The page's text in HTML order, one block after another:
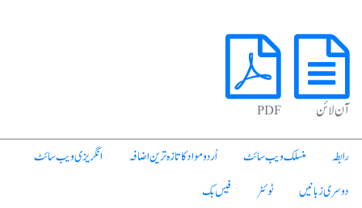
آن لائن PDF
رابطہ منسلک ویب سائٹ اُردو مواد کا تازہ ترین اضافہ
انگریزی ویب سائٹ
دوسری زبانیں
ٹوئٹر فیس بک